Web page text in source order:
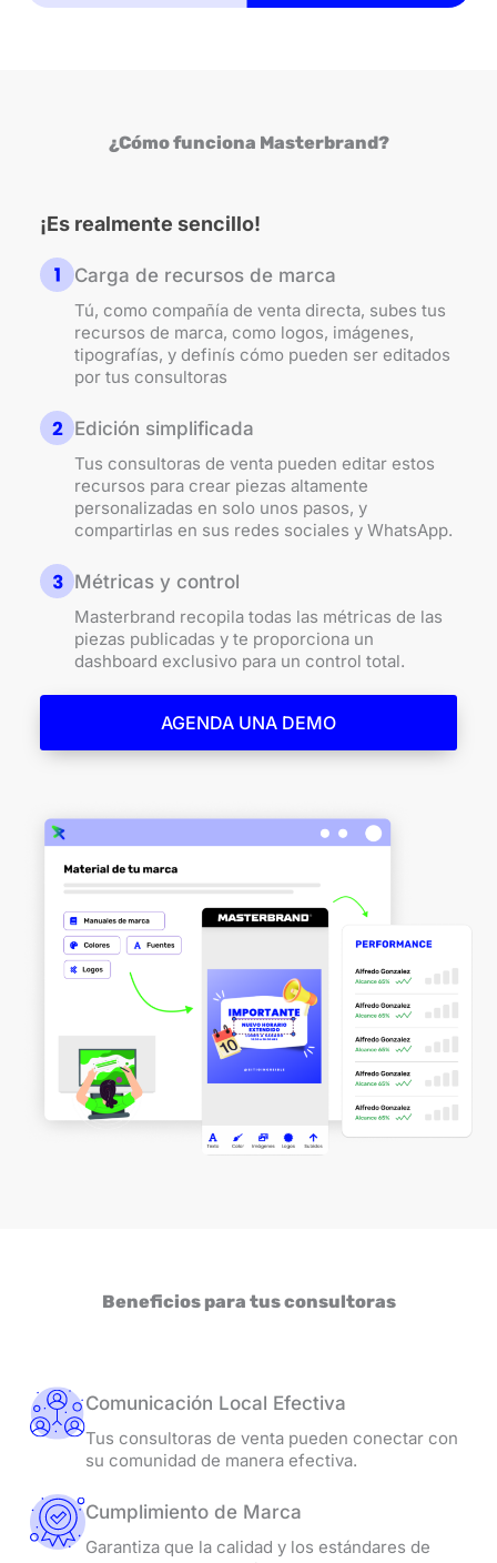
¿Cómo funciona Masterbrand?
¡Es realmente sencillo!
Carga de recursos de marca
Tú, como compañía de venta directa, subes tus
recursos de marca, como logos, imágenes,
tipografías, y definís cómo pueden ser editados
por tus consultoras
Edición simplificada
Tus consultoras de venta pueden editar estos
recursos para crear piezas altamente
personalizadas en solo unos pasos, y
compartirlas en sus redes sociales y WhatsApp.
Métricas y control
Masterbrand recopila todas las métricas de las
piezas publicadas y te proporciona un
dashboard exclusivo para un control total.
AGENDA UNA DEMO
Beneficios para tus consultoras
Comunicación Local Efectiva
Tus consultoras de venta pueden conectar con
su comunidad de manera efectiva.
Cumplimiento de Marca
Garantiza que la calidad y los estándares de